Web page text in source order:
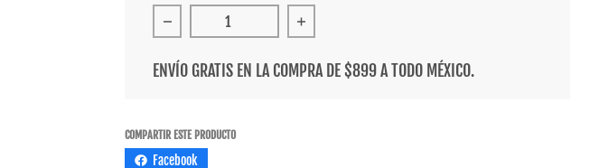
Reducir cantidad para Tenis Supra Footwear Jagati Bone White
Aumentar cantidad para Tenis Supra Footwear
ENVÍO GRATIS EN LA COMPRA DE $899 A TODO MÉXICO.
COMPARTIR ESTE PRODUCTO
Facebook